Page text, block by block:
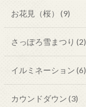
お花見（桜） (9)
さっぽろ雪まつり (2)
イルミネーション (6)
カウンドダウン (3)